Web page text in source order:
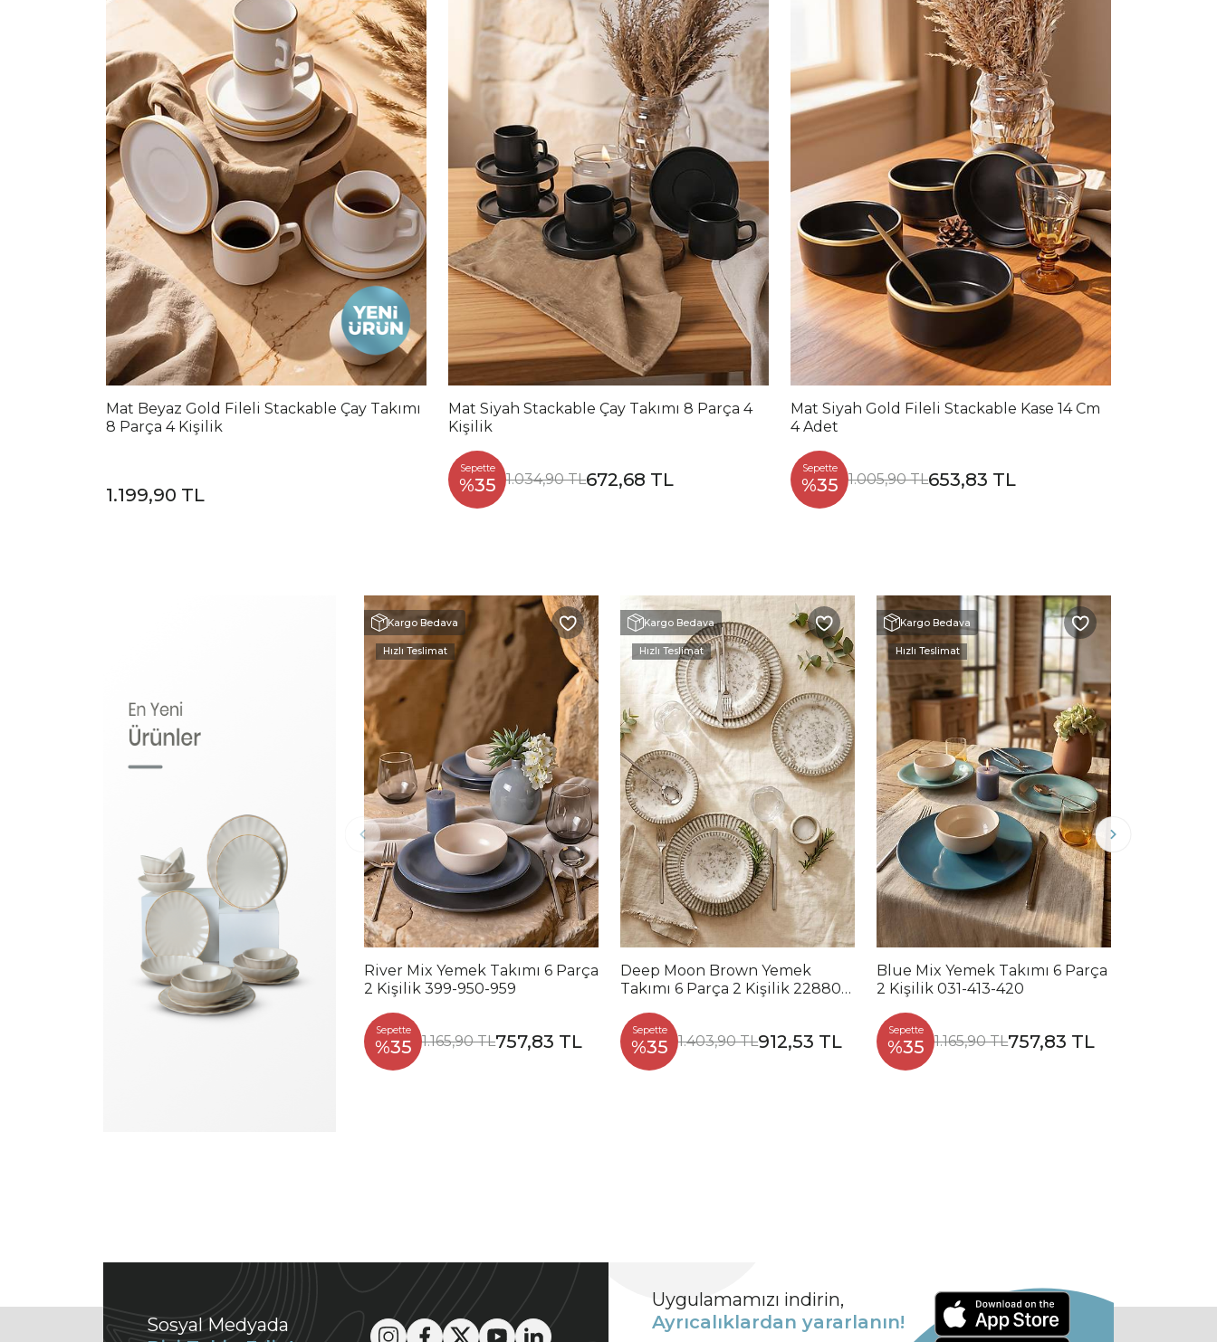
Mat Beyaz Gold Fileli Stackable Çay Takımı
8 Parça 4 Kişilik
1.199,90 TL
Mat Siyah Stackable Çay Takımı 8 Parça 4
Kişilik
Sepette
%35 1.034,90 TL672,68 TL
Mat Siyah Gold Fileli Stackable Kase 14 Cm
4 Adet
Sepette
%35 1.005,90 TL653,83 TL
Kargo Bedava
Hızlı Teslimat
River Mix Yemek Takımı 6 Parça
2 Kişilik 399-950-959
Sepette
%35 1.165,90 TL757,83 TL
Kargo Bedava
Hızlı Teslimat
Deep Moon Brown Yemek
Takımı 6 Parça 2 Kişilik 22880-
Sepette
%35 1.403,90 TL912,53 TL
Kargo Bedava
Hızlı Teslimat
Blue Mix Yemek Takımı 6 Parça
2 Kişilik 031-413-420
Sepette
%35 1.165,90 TL757,83 TL
Sosyal Medyada
Uygulamamızı indirin,
Ayrıcalıklardan yararlanın!